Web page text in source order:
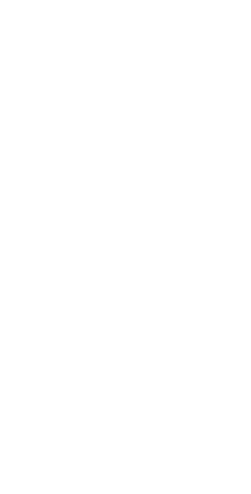
económico
un avance de solo 1.2%.